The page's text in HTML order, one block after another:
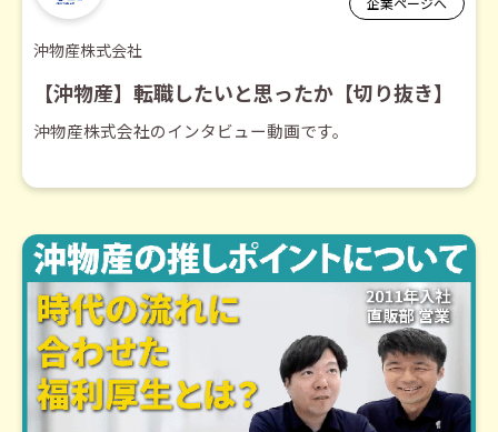
沖物産株式会社
【沖物産】転職したいと思ったか【切り抜き】
沖物産株式会社のインタビュー動画です。